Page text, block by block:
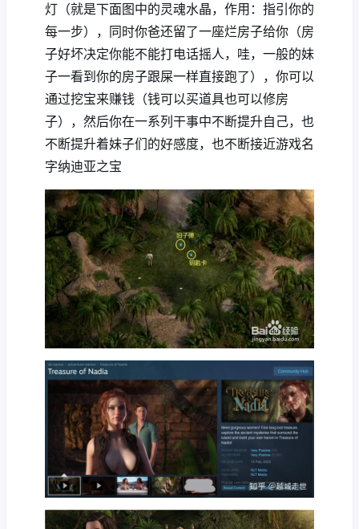
灯（就是下面图中的灵魂水晶，作用：指引你的
每一步），同时你爸还留了一座烂房子给你（房
子好坏决定你能不能打电话摇人，哇，一般的妹
子一看到你的房子跟屎一样直接跑了），你可以
通过挖宝来赚钱（钱可以买道具也可以修房
子），然后你在一系列干事中不断提升自己，也
不断提升着妹子们的好感度，也不断接近游戏名
字纳迪亚之宝